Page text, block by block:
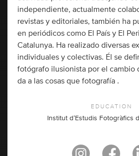
independiente, actualmente
revistas y editoriales, también ha
en periódicos como El País y El
Catalunya. Ha realizado diversas
individuales y colectivas. Él se
fotógrafo ilusionista por el cambio
da a las cosas que fotografía .
EDUCATION
Institut d’Estudis Fotogràfics